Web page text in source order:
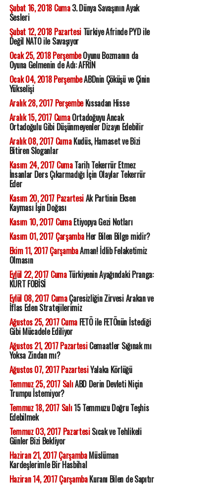
Şubat 16, 2018 Cuma3. Dünya Savaşının Ayak
Sesleri
Şubat 12, 2018 PazartesiTürkiye Afrinde PYD ile
Değil NATO ile Savaşıyor
Ocak 25, 2018 PerşembeOyunu Bozmanın da
Oyuna Gelmenin de Adı: AFRİN
Ocak 04, 2018 PerşembeABDnin Çöküşü ve Çinin
Yükselişi
Aralık 28, 2017 PerşembeKıssadan Hisse
Aralık 15, 2017 CumaOrtadoğuyu Ancak
Ortadoğulu Gibi Düşünmeyenler Dizayn Edebilir
Aralık 08, 2017 CumaKudüs, Hamaset ve Bizi
Bitiren Sloganlar
Kasım 24, 2017 CumaTarih Tekerrür Etmez
İnsanlar Ders Çıkarmadığı İçin Olaylar Tekerrür
Eder
Kasım 20, 2017 PazartesiAk Partinin Eksen
Kayması İşin Doğası
Kasım 10, 2017 CumaEtiyopya Gezi Notları
Kasım 01, 2017 ÇarşambaHer Bilen Bilge midir?
Ekim 11, 2017 ÇarşambaAman! İdlib Felaketimiz
Olmasın
Eylül 22, 2017 CumaTürkiyenin Ayağındaki Pranga:
KÜRT FOBİSİ
Eylül 08, 2017 CumaÇaresizliğin Zirvesi Arakan ve
İflas Eden Stratejilerimiz
Ağustos 25, 2017 CumaFETÖ ile FETÖnün İstediği
Gibi Mücadele Ediliyor
Ağustos 21, 2017 PazartesiCemaatler Sığınak mı
Yoksa Zindan mı?
Ağustos 07, 2017 PazartesiYalaka Körlüğü
Temmuz 25, 2017 SalıABD Derin Devleti Niçin
Trumpu İstemiyor?
Temmuz 18, 2017 Salı15 Temmuzu Doğru Teşhis
Edebilmek
Temmuz 03, 2017 PazartesiSıcak ve Tehlikeli
Günler Bizi Bekliyor
Haziran 21, 2017 ÇarşambaMüslüman
Kardeşlerimle Bir Hasbihal
Haziran 14, 2017 ÇarşambaKuranı Bilen de Sapıtır